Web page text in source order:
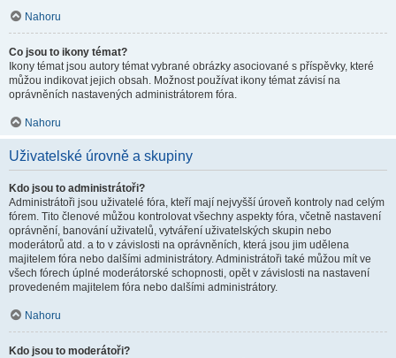
Nahoru
Co jsou to ikony témat?
Ikony témat jsou autory témat vybrané obrázky asociované s příspěvky, které
můžou indikovat jejich obsah. Možnost používat ikony témat závisí na
oprávněních nastavených administrátorem fóra.
Nahoru
Uživatelské úrovně a skupiny
Kdo jsou to administrátoři?
Administrátoři jsou uživatelé fóra, kteří mají nejvyšší úroveň kontroly nad celým
fórem. Tito členové můžou kontrolovat všechny aspekty fóra, včetně nastavení
oprávnění, banování uživatelů, vytváření uživatelských skupin nebo
moderátorů atd. a to v závislosti na oprávněních, která jsou jim udělena
majitelem fóra nebo dalšími administrátory. Administrátoři také můžou mít ve
všech fórech úplné moderátorské schopnosti, opět v závislosti na nastavení
provedeném majitelem fóra nebo dalšími administrátory.
Nahoru
Kdo jsou to moderátoři?